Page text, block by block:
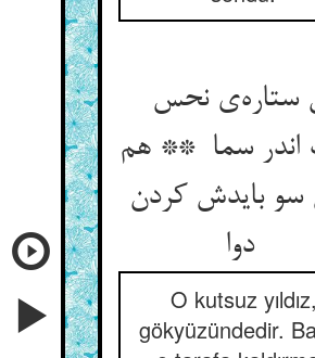
ستاره‌ی نحس
سما ** هم
سو بایدش کردن
دوا
O kutsuz yıldız,
gökyüzündedir.